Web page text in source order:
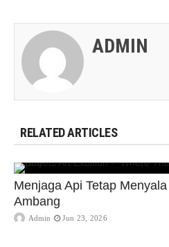
ADMIN
RELATED ARTICLES
Menjaga Api Tetap
Ambang
Admin Jun 23, 2026